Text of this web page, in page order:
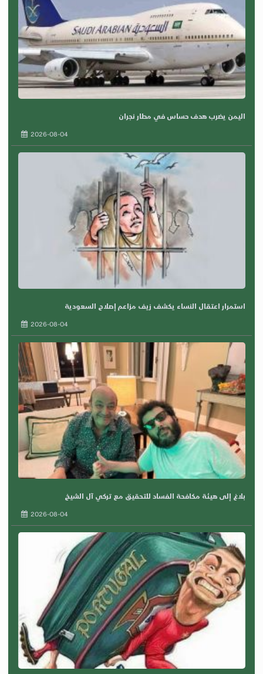
اليمن يضرب هدف حساس في مطار نجران
2026-08-04
استمرار اعتقال النساء يكشف زيف مزاعم إصلاح السعودية
2026-08-04
بلاغ إلى هيئة مكافحة الفساد للتحقيق مع تركي آل الشيخ
2026-08-04